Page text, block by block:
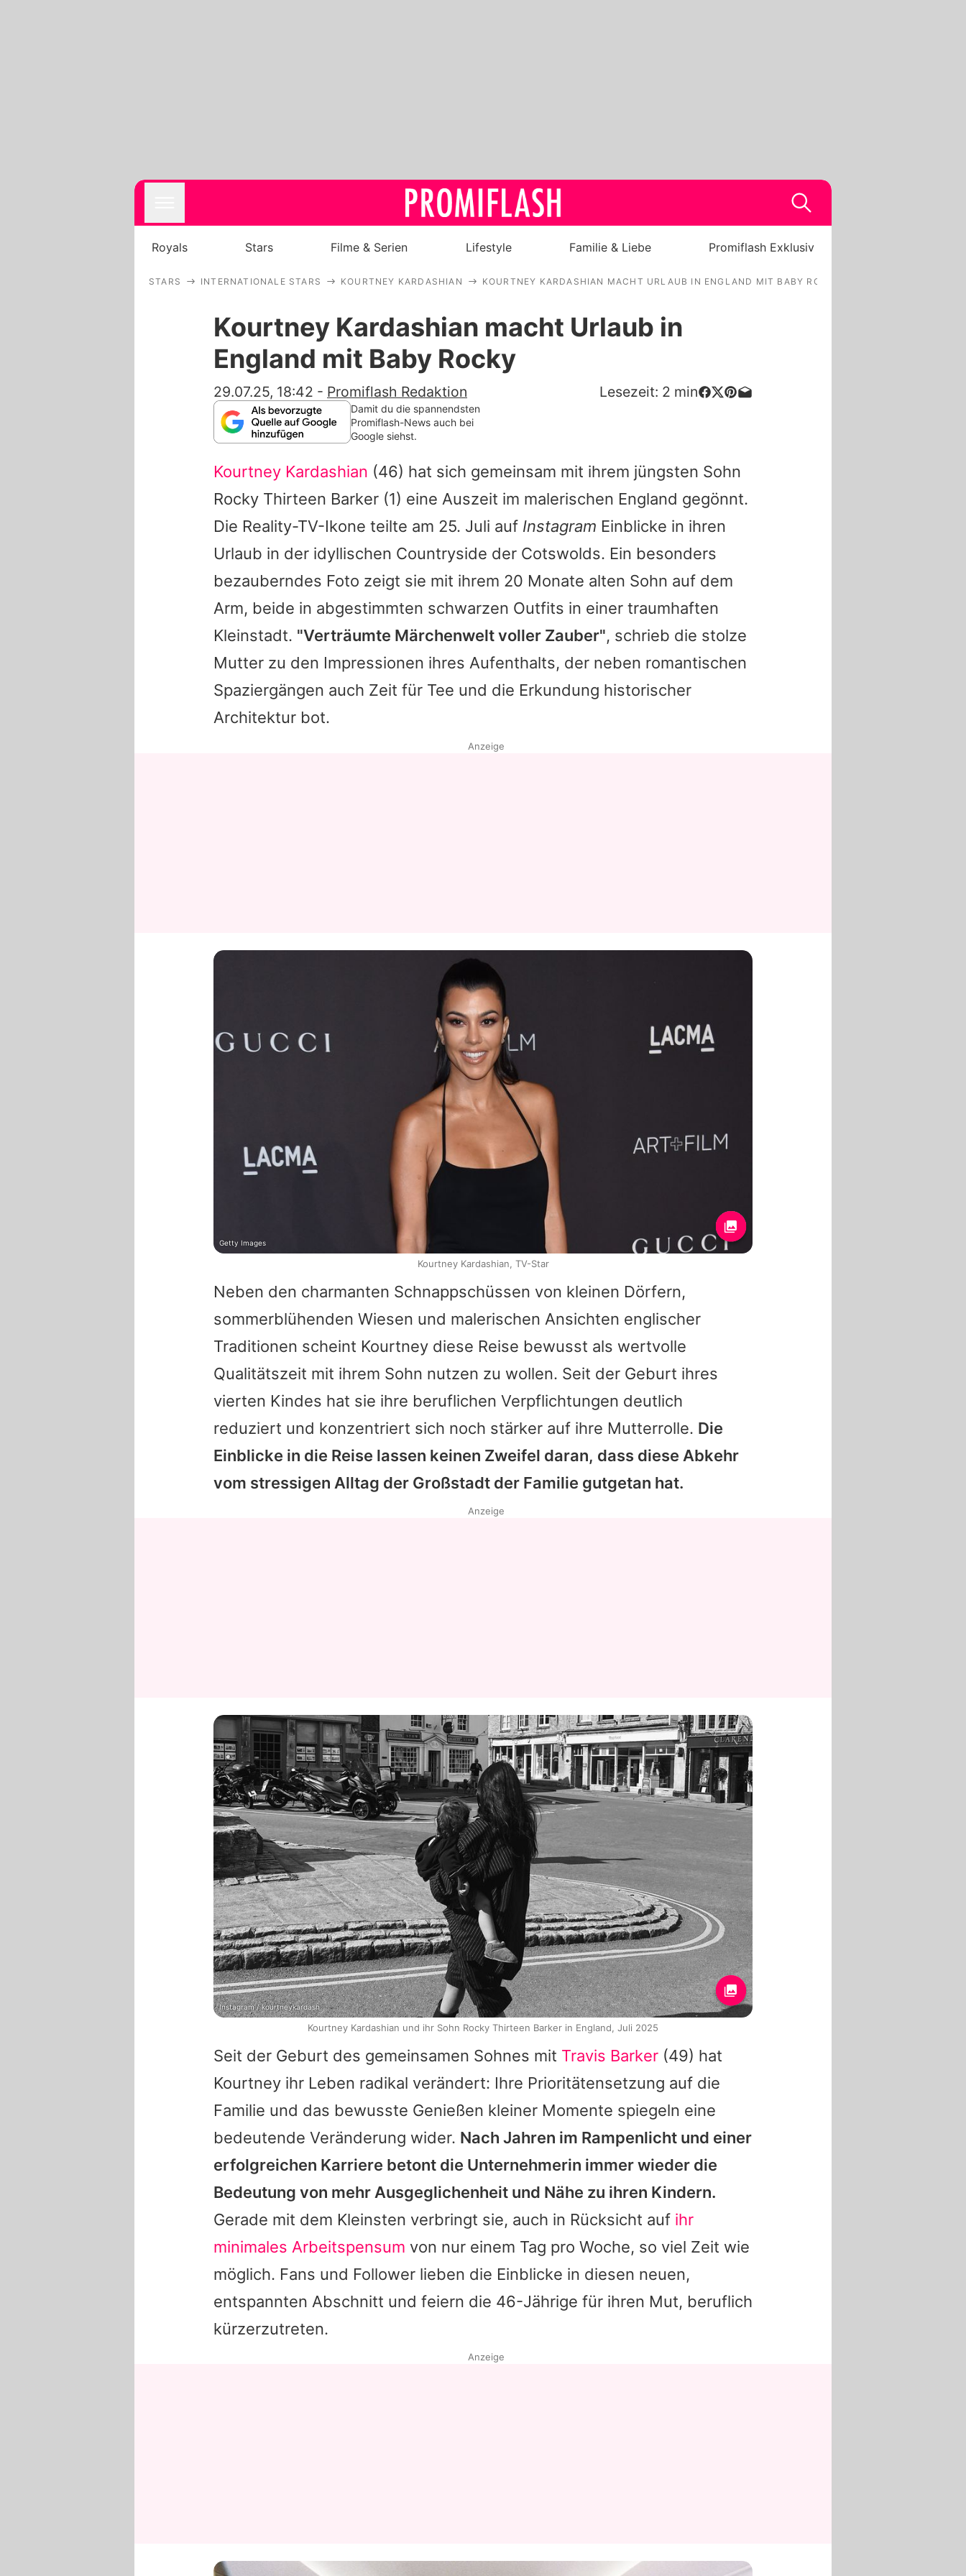
Royals
Filme & Serien
Lifestyle
Familie & Liebe
Alle Themen auf Promiflash
App runterladen
Team
Redaktionelle Richtlinien
Impressum
Datenschutzerklärung
Nutzungsbedingungen
Royals Stars Filme & Serien Lifestyle Familie & Liebe Promiflash Exklusiv
STARS INTERNATIONALE STARS KOURTNEY KARDASHIAN KOURTNEY KARDASHIAN MACHT URLAUB IN ENGLAND MIT BABY ROCKY
Kourtney Kardashian macht Urlaub in
England mit Baby Rocky
29.07.25, 18:42 - Promiflash Redaktion Lesezeit: 2 min
Damit du die spannendsten
Promiflash-News auch bei
Google siehst.
Kourtney Kardashian (46) hat sich gemeinsam mit ihrem jüngsten Sohn
Rocky Thirteen Barker (1) eine Auszeit im malerischen England gegönnt.
Die Reality-TV-Ikone teilte am 25. Juli auf Instagram Einblicke in ihren
Urlaub in der idyllischen Countryside der Cotswolds. Ein besonders
bezauberndes Foto zeigt sie mit ihrem 20 Monate alten Sohn auf dem
Arm, beide in abgestimmten schwarzen Outfits in einer traumhaften
Kleinstadt. "Verträumte Märchenwelt voller Zauber", schrieb die stolze
Mutter zu den Impressionen ihres Aufenthalts, der neben romantischen
Spaziergängen auch Zeit für Tee und die Erkundung historischer
Architektur bot.
Neben den charmanten Schnappschüssen von kleinen Dörfern,
sommerblühenden Wiesen und malerischen Ansichten englischer
Traditionen scheint Kourtney diese Reise bewusst als wertvolle
Qualitätszeit mit ihrem Sohn nutzen zu wollen. Seit der Geburt ihres
vierten Kindes hat sie ihre beruflichen Verpflichtungen deutlich
reduziert und konzentriert sich noch stärker auf ihre Mutterrolle. Die
Einblicke in die Reise lassen keinen Zweifel daran, dass diese Abkehr
vom stressigen Alltag der Großstadt der Familie gutgetan hat.
Seit der Geburt des gemeinsamen Sohnes mit Travis Barker (49) hat
Kourtney ihr Leben radikal verändert: Ihre Prioritätensetzung auf die
Familie und das bewusste Genießen kleiner Momente spiegeln eine
bedeutende Veränderung wider. Nach Jahren im Rampenlicht und einer
erfolgreichen Karriere betont die Unternehmerin immer wieder die
Bedeutung von mehr Ausgeglichenheit und Nähe zu ihren Kindern.
Gerade mit dem Kleinsten verbringt sie, auch in Rücksicht auf ihr
minimales Arbeitspensum von nur einem Tag pro Woche, so viel Zeit wie
möglich. Fans und Follower lieben die Einblicke in diesen neuen,
entspannten Abschnitt und feiern die 46-Jährige für ihren Mut, beruflich
kürzerzutreten.
Anzeige
Getty Images
Kourtney Kardashian, TV-Star
Anzeige
Instagram / kourtneykardash
Kourtney Kardashian und ihr Sohn Rocky Thirteen Barker in England, Juli 2025
Anzeige